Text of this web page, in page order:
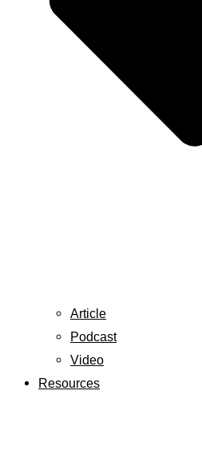
Article
Podcast
Video
Resources